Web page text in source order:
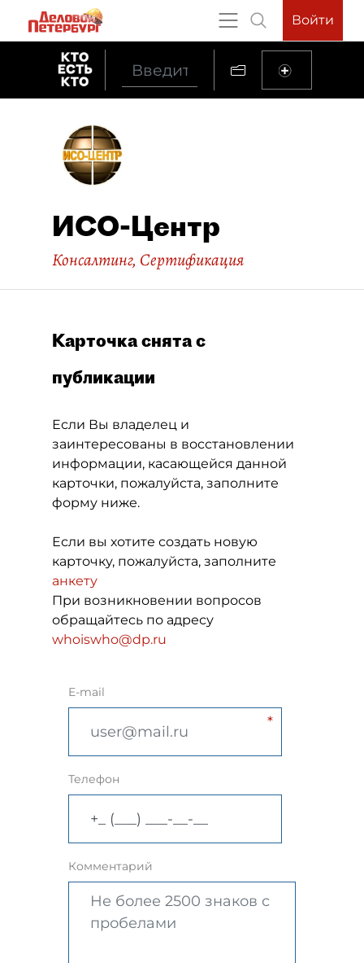
Войти
ИСО-Центр
Консалтинг, Сертификация
Карточка снята с
публикации
Если Вы владелец и
заинтересованы в восстановлении
информации, касающейся данной
карточки, пожалуйста, заполните
форму ниже.
Если вы хотите создать новую
карточку, пожалуйста, заполните
анкету
При возникновении вопросов
обращайтесь по адресу
whoiswho@dp.ru
E-mail
Телефон
Комментарий